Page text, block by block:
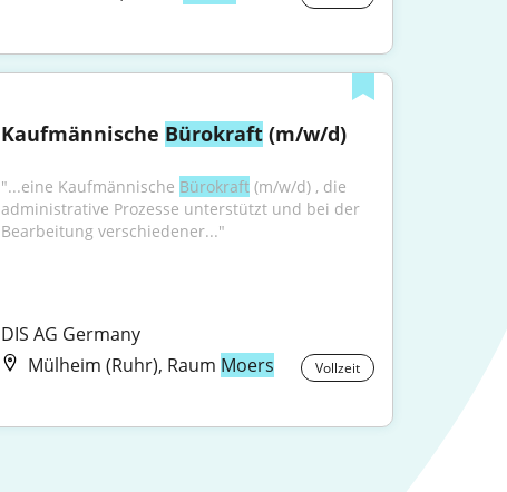
Kaufmännische Bürokraft (m/w/d)
"...eine Kaufmännische Bürokraft (m/w/d) , die
administrative Prozesse unterstützt und bei der
Bearbeitung verschiedener..."
DIS AG Germany
Mülheim (Ruhr), Raum Moers Vollzeit